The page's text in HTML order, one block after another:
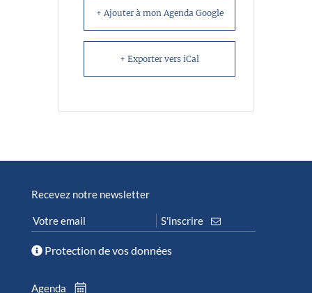
+ Ajouter à mon Agenda Google
+ Exporter vers iCal
Recevez notre newsletter
Protection de vos données
Agenda